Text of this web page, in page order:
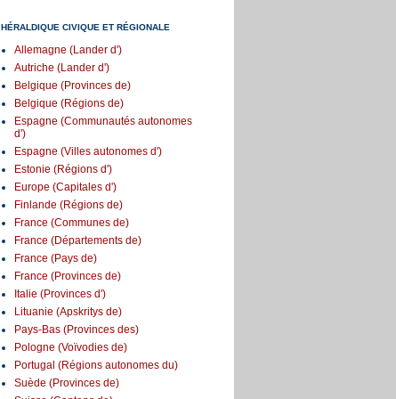
HÉRALDIQUE CIVIQUE ET RÉGIONALE
Allemagne (Lander d')
Autriche (Lander d')
Belgique (Provinces de)
Belgique (Régions de)
Espagne (Communautés autonomes
d')
Espagne (Villes autonomes d')
Estonie (Régions d')
Europe (Capitales d')
Finlande (Régions de)
France (Communes de)
France (Départements de)
France (Pays de)
France (Provinces de)
Italie (Provinces d')
Lituanie (Apskritys de)
Pays-Bas (Provinces des)
Pologne (Voïvodies de)
Portugal (Régions autonomes du)
Suède (Provinces de)